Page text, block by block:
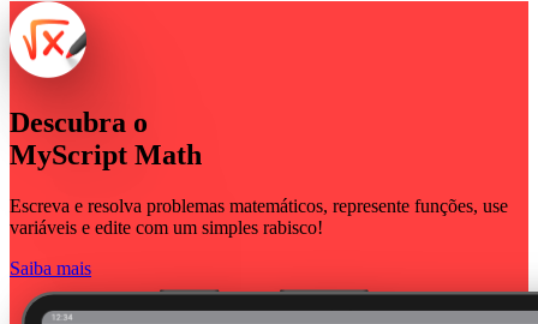
Descubra o
MyScript Math
Escreva e resolva problemas matemáticos, represente funções, use
variáveis e edite com um simples rabisco!
Saiba mais